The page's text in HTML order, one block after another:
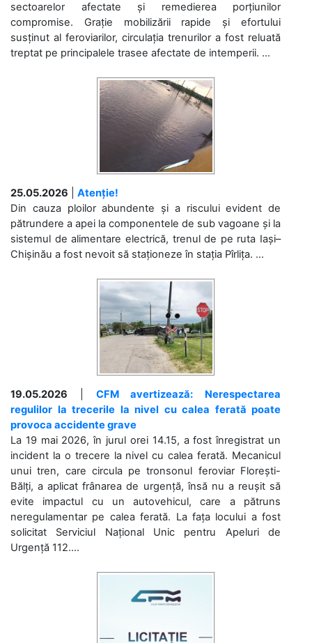
sectoarelor afectate și remedierea porțiunilor
compromise. Grație mobilizării rapide și efortului
susținut al feroviarilor, circulația trenurilor a fost reluată
treptat pe principalele trasee afectate de intemperii. ...
25.05.2026
Atenție!
Din cauza ploilor abundente și a riscului evident de
pătrundere a apei la componentele de sub vagoane și la
sistemul de alimentare electrică, trenul de pe ruta Iași–
Chișinău a fost nevoit să staționeze în stația Pîrlița. ...
19.05.2026
CFM avertizează: Nerespectarea
regulilor la trecerile la nivel cu calea ferată poate
provoca accidente grave
La 19 mai 2026, în jurul orei 14.15, a fost înregistrat un
incident la o trecere la nivel cu calea ferată. Mecanicul
unui tren, care circula pe tronsonul feroviar Florești-
Bălți, a aplicat frânarea de urgență, însă nu a reușit să
evite impactul cu un autovehicul, care a pătruns
neregulamentar pe calea ferată. La fața locului a fost
solicitat Serviciul Național Unic pentru Apeluri de
Urgență 112....